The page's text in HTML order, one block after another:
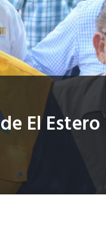
El Estero